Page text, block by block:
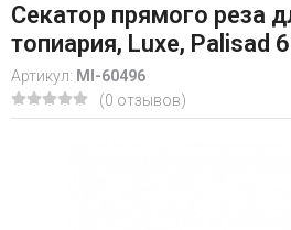
Секатор прямого реза
топиария, Luxe, Palisad
Артикул: MI-60496
(0 отзывов)